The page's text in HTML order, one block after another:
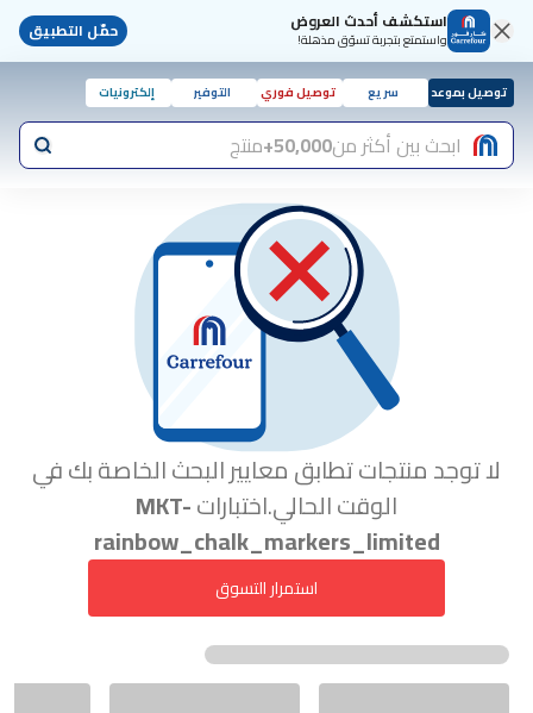
استكشف أحدث العروض
واستمتع بتجربة تسوّق مذهلة! حمّل التطبيق
توصيل بموعد سريع توصيل فوري التوفير إلكترونيات
ابحث بين أكثر من50,000+ منتج
لا توجد منتجات تطابق معايير البحث الخاصة بك في
الوقت الحالي.اختباراتMKT-
rainbow_chalk_markers_limited
استمرار التسوق